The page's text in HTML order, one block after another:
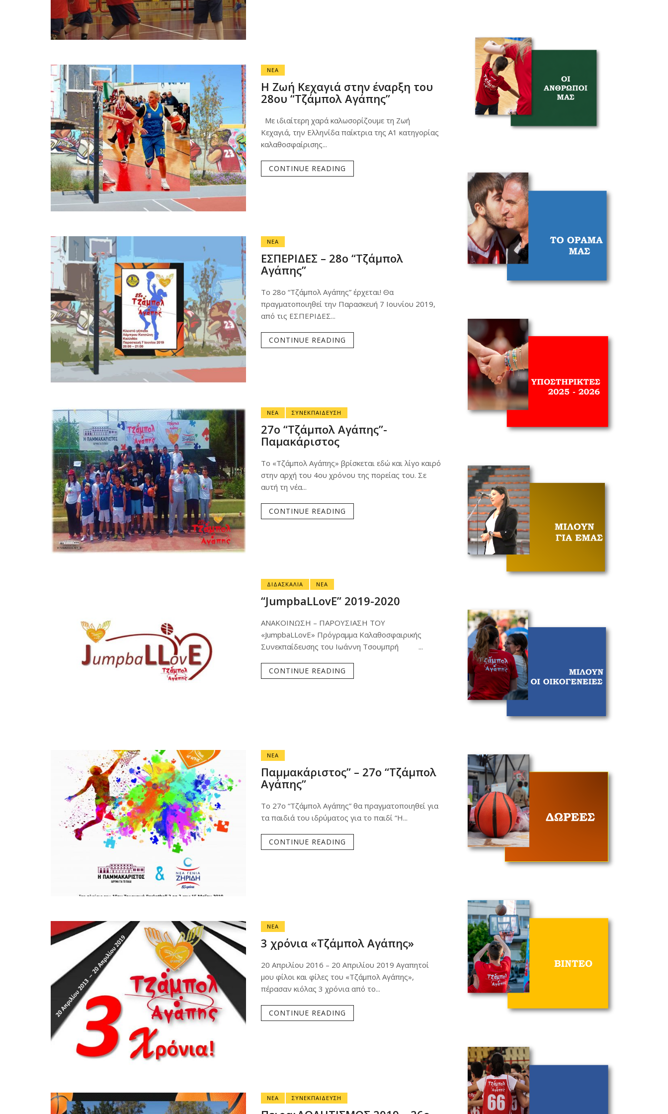
ΝΕΑ
Η Ζωή Κεχαγιά στην έναρξη του
28ου “Τζάμπολ Αγάπης”
Με ιδιαίτερη χαρά καλωσορίζουμε τη Ζωή
Κεχαγιά, την Ελληνίδα παίκτρια της Α1 κατηγορίας
καλαθοσφαίρισης...
CONTINUE READING
ΝΕΑ
ΕΣΠΕΡΙΔΕΣ – 28ο “Τζάμπολ
Αγάπης”
Το 28ο “Τζάμπολ Αγάπης” έρχεται! Θα
πραγματοποιηθεί την Παρασκευή 7 Ιουνίου 2019,
από τις ΕΣΠΕΡΙΔΕΣ...
CONTINUE READING
ΝΕΑ ΣΥΝΕΚΠΑΙΔΕΥΣΗ
27ο “Τζάμπολ Αγάπης”-
Παμακάριστος
Το «Τζάμπολ Αγάπης» βρίσκεται εδώ και λίγο καιρό
στην αρχή του 4ου χρόνου της πορείας του. Σε
αυτή τη νέα...
CONTINUE READING
ΔΙΔΑΣΚΑΛΙΑ ΝΕΑ
“JumpbaLLovE” 2019-2020
ΑΝΑΚΟΙΝΩΣΗ – ΠΑΡΟΥΣΙΑΣΗ ΤΟΥ
«JumpbaLLovE» Πρόγραμμα Καλαθοσφαιρικής
Συνεκπαίδευσης του Ιωάννη Τσουμπρή ...
CONTINUE READING
ΝΕΑ
Παμμακάριστος” – 27o “Τζάμπολ
Αγάπης”
Το 27ο “Τζάμπολ Αγάπης” θα πραγματοποιηθεί για
τα παιδιά του ιδρύματος για το παιδί “Η...
CONTINUE READING
ΝΕΑ
3 χρόνια «Τζάμπολ Αγάπης»
20 Απριλίου 2016 – 20 Απριλίου 2019 Αγαπητοί
μου φίλοι και φίλες του «Τζάμπολ Αγάπης»,
πέρασαν κιόλας 3 χρόνια από το...
CONTINUE READING
ΝΕΑ ΣΥΝΕΚΠΑΙΔΕΥΣΗ